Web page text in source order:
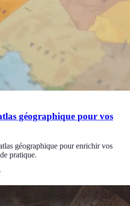
géographique pour vos
géographique pour enrichir vos
pratique.